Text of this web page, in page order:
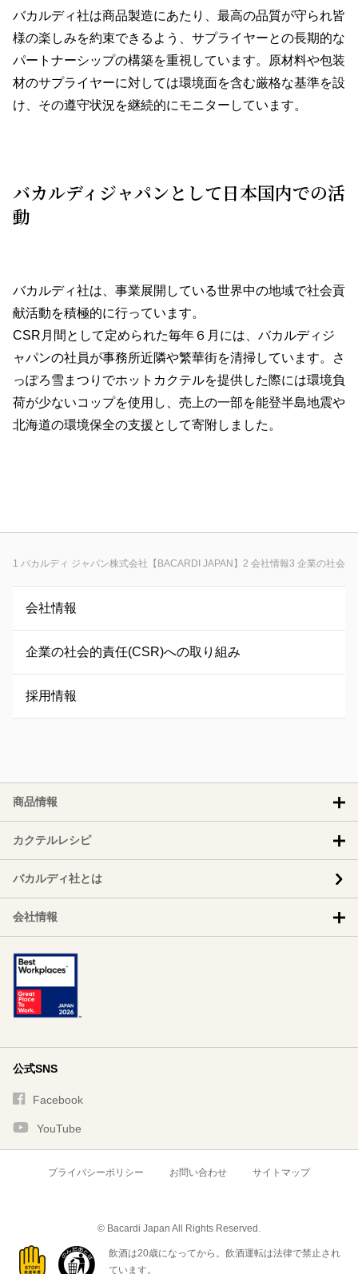
バカルディ社は商品製造にあたり、最高の品質が守られ皆
様の楽しみを約束できるよう、サプライヤーとの長期的な
パートナーシップの構築を重視しています。原材料や包装
材のサプライヤーに対しては環境面を含む厳格な基準を設
け、その遵守状況を継続的にモニターしています。
バカルディジャパンとして日本国内での活
動
バカルディ社は、事業展開している世界中の地域で社会貢
献活動を積極的に行っています。
CSR月間として定められた毎年６月には、バカルディジ
ャパンの社員が事務所近隣や繁華街を清掃しています。さ
っぽろ雪まつりでホットカクテルを提供した際には環境負
荷が少ないコップを使用し、売上の一部を能登半島地震や
北海道の環境保全の支援として寄附しました。
バカルディ ジャパン株式会社【BACARDI JAPAN】 会社情報 企業の社会的
会社情報
企業の社会的責任(CSR)への取り組み
採用情報
商品情報
カクテルレシピ
バカルディ社とは
会社情報
公式SNS
Facebook
YouTube
プライバシーポリシー お問い合わせ サイトマップ
© Bacardi Japan All Rights Reserved.
飲酒は20歳になってから。飲酒運転は法律で禁止され
ています。